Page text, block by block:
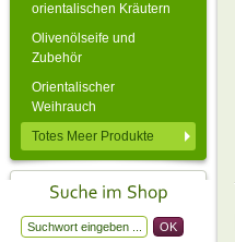
orientalischen Kräutern
Olivenölseife und
Zubehör
Orientalischer
Weihrauch
Totes Meer Produkte